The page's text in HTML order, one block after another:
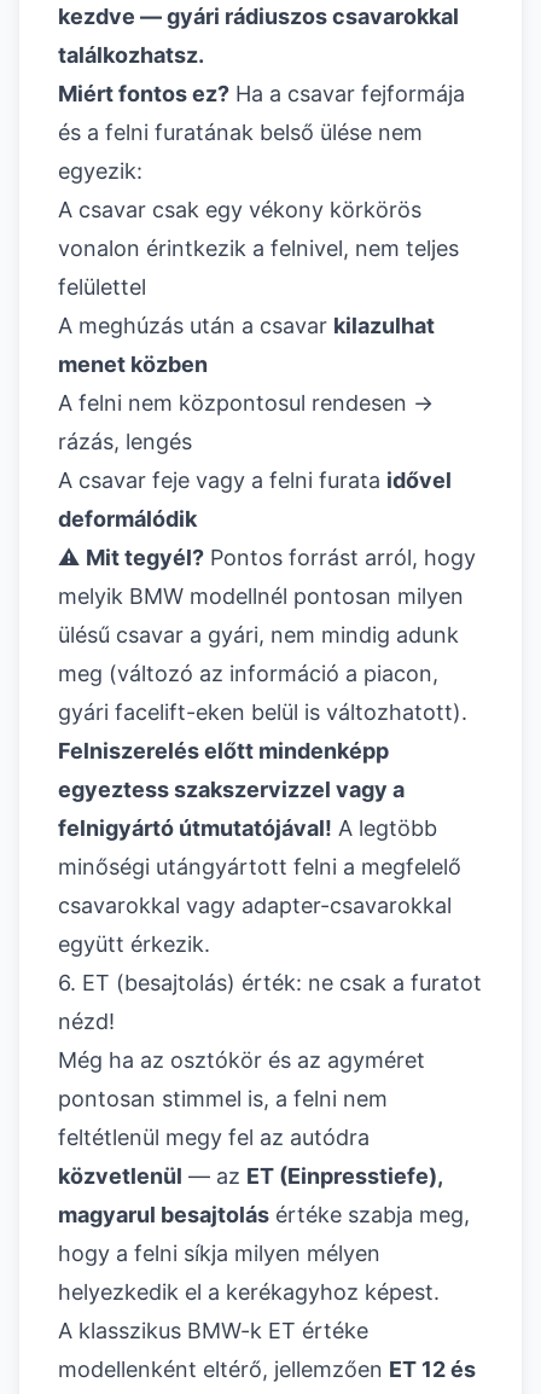
kezdve — gyári rádiuszos csavarokkal
találkozhatsz.
Miért fontos ez? Ha a csavar fejformája
és a felni furatának belső ülése nem
egyezik:
A csavar csak egy vékony körkörös
vonalon érintkezik a felnivel, nem teljes
felülettel
A meghúzás után a csavar kilazulhat
menet közben
A felni nem központosul rendesen →
rázás, lengés
A csavar feje vagy a felni furata idővel
deformálódik
⚠️ Mit tegyél? Pontos forrást arról, hogy
melyik BMW modellnél pontosan milyen
ülésű csavar a gyári, nem mindig adunk
meg (változó az információ a piacon,
gyári facelift-eken belül is változhatott).
Felniszerelés előtt mindenképp
egyeztess szakszervizzel vagy a
felnigyártó útmutatójával! A legtöbb
minőségi utángyártott felni a megfelelő
csavarokkal vagy adapter-csavarokkal
együtt érkezik.
6. ET (besajtolás) érték: ne csak a furatot
nézd!
Még ha az osztókör és az agyméret
pontosan stimmel is, a felni nem
feltétlenül megy fel az autódra
közvetlenül — az ET (Einpresstiefe),
magyarul besajtolás értéke szabja meg,
hogy a felni síkja milyen mélyen
helyezkedik el a kerékagyhoz képest.
A klasszikus BMW-k ET értéke
modellenként eltérő, jellemzően ET 12 és